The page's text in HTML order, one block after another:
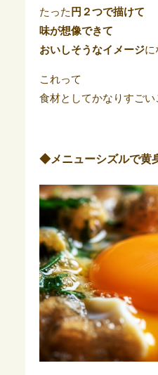
たった 円２つで描けて
味が想像できて
おいしそうなイメージに
これって
食材としてかなりすごい
◆メニューシズルで黄